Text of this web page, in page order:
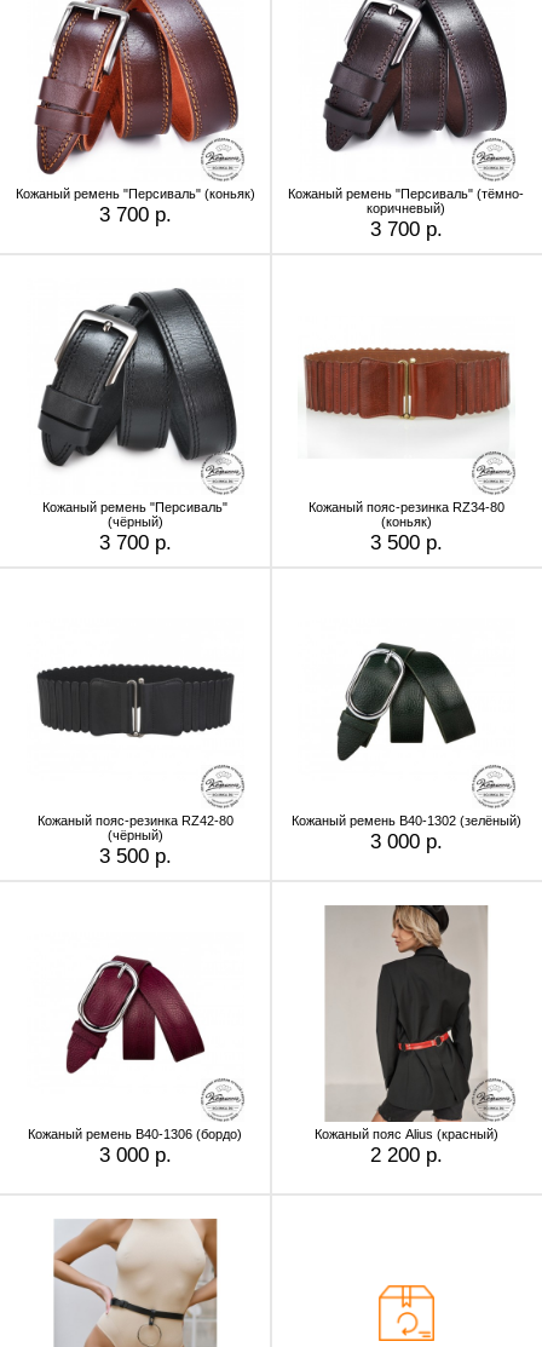
Кожаный ремень "Персиваль" (коньяк)
3 700 р.
Кожаный ремень "Персиваль" (тёмно-
коричневый)
3 700 р.
Кожаный ремень "Персиваль"
(чёрный)
3 700 р.
Кожаный пояс-резинка RZ34-80
(коньяк)
3 500 р.
Кожаный пояс-резинка RZ42-80
(чёрный)
3 500 р.
Кожаный ремень B40-1302 (зелёный)
3 000 р.
Кожаный ремень B40-1306 (бордо)
3 000 р.
Кожаный пояс Alius (красный)
2 200 р.